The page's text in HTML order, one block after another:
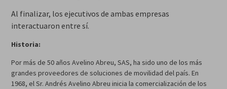
Al finalizar, los ejecutivos de ambas empresas
interactuaron entre sí.
Historia:
Por más de 50 años Avelino Abreu, SAS, ha sido uno de los más
grandes proveedores de soluciones de movilidad del país. En
1968, el Sr. Andrés Avelino Abreu inicia la comercialización de los